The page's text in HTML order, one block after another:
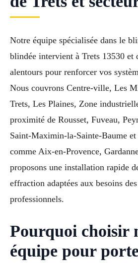
Notre équipe spécialisée dans le
blindée intervient à Trets 13530 et
alentours pour renforcer vos
Nous couvrons Centre-ville, Les
Trets, Les Plaines, Zone
proximité de Rousset, Fuveau,
Saint-Maximin-la-Sainte-Baume et
comme Aix-en-Provence,
proposons une installation rapide
effraction adaptées aux besoins
professionnels.
Pourquoi choisir
équipe pour